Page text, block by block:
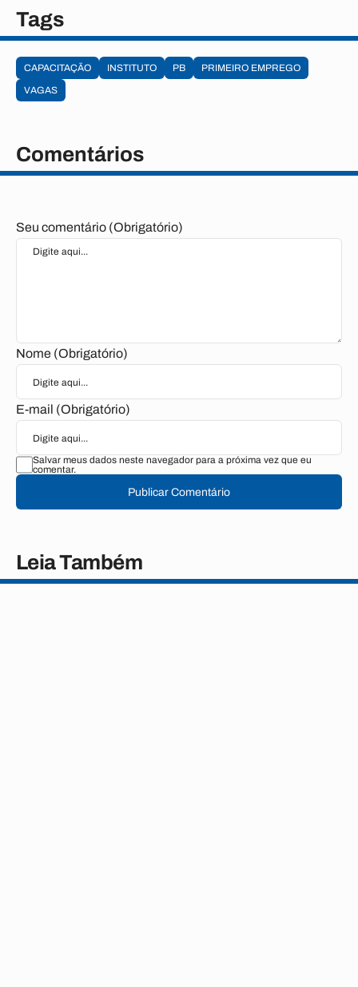
Tags
CAPACITAÇÃO INSTITUTO PB
PRIMEIRO EMPREGO
VAGAS
Comentários
Seu comentário (Obrigatório)
Nome (Obrigatório)
E-mail (Obrigatório)
Salvar meus dados neste navegador para a próxima vez que eu
comentar.
Publicar Comentário
Leia Também